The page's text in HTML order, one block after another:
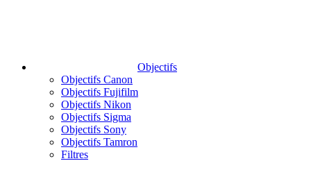
Objectifs
Objectifs Canon
Objectifs Fujifilm
Objectifs Nikon
Objectifs Sigma
Objectifs Sony
Objectifs Tamron
Filtres